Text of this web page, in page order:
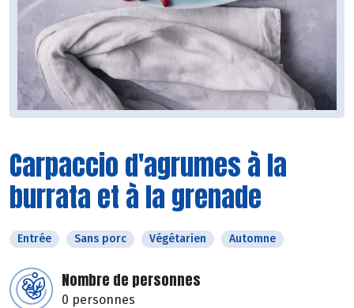
Carpaccio d'agrumes à la
burrata et à la grenade
Entrée Sans porc Végétarien Automne
Nombre de personnes
0 personnes